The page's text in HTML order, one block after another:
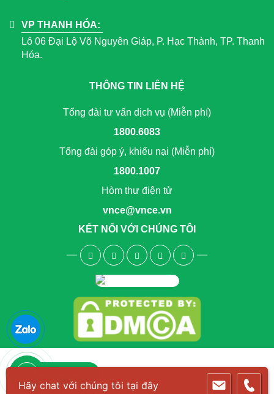
VP THANH HÓA:
Lô 06 Đại Lộ Võ Nguyên Giáp, P. Hạc Thành, TP. Thanh
Hóa.
THÔNG TIN LIÊN HỆ
Tổng đài tư vấn dịch vụ (Miễn phí)
1800.6083
Tổng đài góp ý, khiếu nại (Miễn phí)
1800.1007
Hòm thư điện tử
vnce@vnce.vn
KẾT NỐI VỚI CHÚNG TÔI
Hãy chat với chúng tôi tại đây